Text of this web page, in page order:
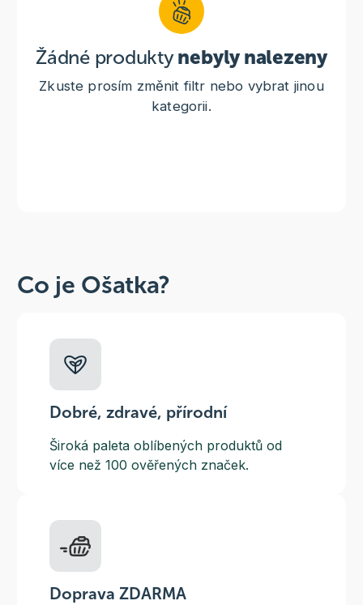
Žádné produktynebyly nalezeny
Zkuste prosím změnit filtr nebo vybrat jinou
kategorii.
Co je Ošatka?
Dobré, zdravé, přírodní
Široká paleta oblíbených produktů od
více než 100 ověřených značek.
Doprava ZDARMA